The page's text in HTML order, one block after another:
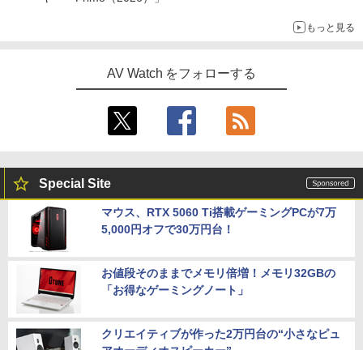
もっと見る
AV Watch をフォローする
Special Site
マウス、RTX 5060 Ti搭載ゲーミングPCが7万
5,000円オフで30万円台！
お値段そのままでメモリ倍増！メモリ32GBの
「お得なゲーミングノート」
クリエイティブが作った2万円台の“小さなピュ